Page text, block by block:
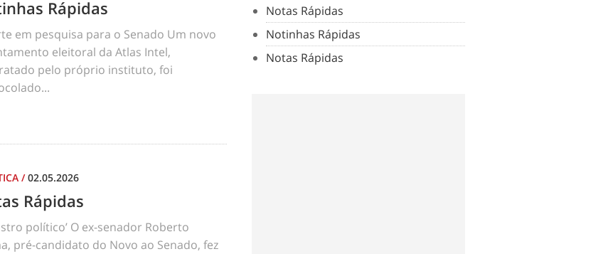
Rápidas
em pesquisa para o Senado Um novo
eleitoral da Atlas Intel,
pelo próprio instituto, foi
/02.05.2026
Rápidas
político’ O ex-senador Roberto
pré-candidato do Novo ao Senado, fez
Notas Rápidas
Notinhas Rápidas
Notas Rápidas